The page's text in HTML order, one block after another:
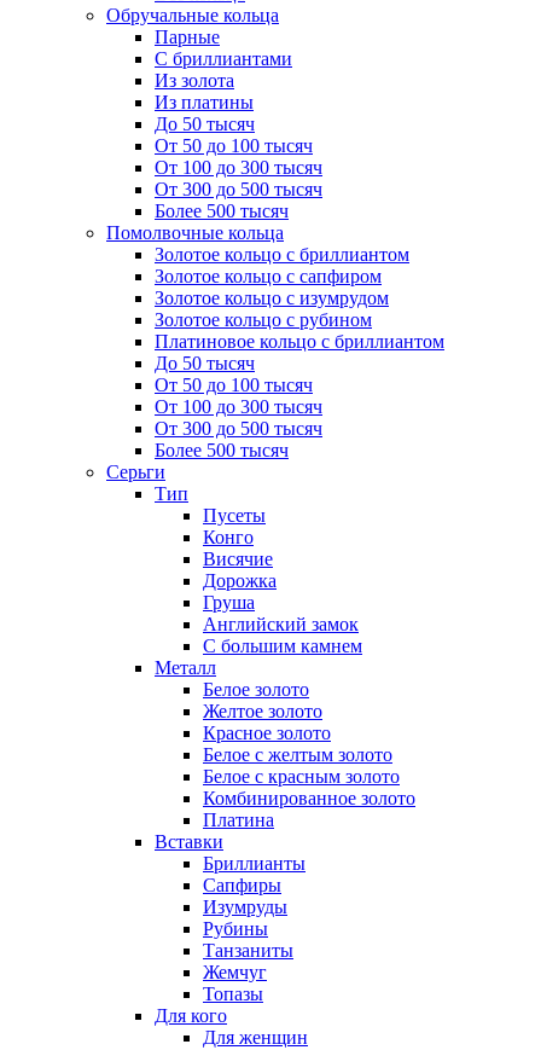
Обручальные кольца
Парные
С бриллиантами
Из золота
Из платины
До 50 тысяч
От 50 до 100 тысяч
От 100 до 300 тысяч
От 300 до 500 тысяч
Более 500 тысяч
Помолвочные кольца
Золотое кольцо с бриллиантом
Золотое кольцо с сапфиром
Золотое кольцо с изумрудом
Золотое кольцо с рубином
Платиновое кольцо с бриллиантом
До 50 тысяч
От 50 до 100 тысяч
От 100 до 300 тысяч
От 300 до 500 тысяч
Более 500 тысяч
Серьги
Тип
Пусеты
Конго
Висячие
Дорожка
Груша
Английский замок
С большим камнем
Металл
Белое золото
Желтое золото
Красное золото
Белое с желтым золото
Белое с красным золото
Комбинированное золото
Платина
Вставки
Бриллианты
Сапфиры
Изумруды
Рубины
Танзаниты
Жемчуг
Топазы
Для кого
Для женщин